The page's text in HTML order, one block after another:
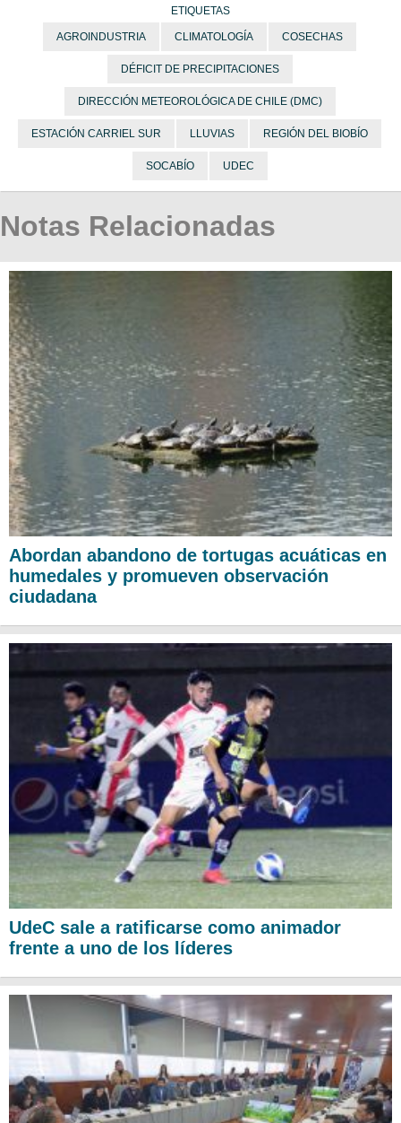
ETIQUETAS
AGROINDUSTRIA CLIMATOLOGÍA COSECHAS
DÉFICIT DE PRECIPITACIONES
DIRECCIÓN METEOROLÓGICA DE CHILE (DMC)
ESTACIÓN CARRIEL SUR LLUVIAS REGIÓN DEL BIOBÍO
SOCABÍO UDEC
Notas Relacionadas
Abordan abandono de tortugas acuáticas en
humedales y promueven observación
ciudadana
UdeC sale a ratificarse como animador
frente a uno de los líderes